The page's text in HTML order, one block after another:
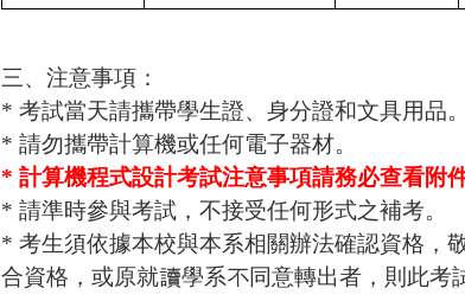
三、注意事項：
* 考試當天請攜帶學生證、身分證和文具用品。
* 請勿攜帶計算機或任何電子器材。
* 計算機程式設計考試注意事項請務必查看附件
* 請準時參與考試，不接受任何形式之補考。
* 考生須依據本校與本系相關辦法確認資格，
合資格，或原就讀學系不同意轉出者，則此考